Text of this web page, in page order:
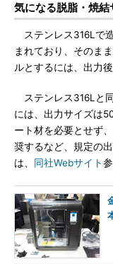
気になる脱脂・焼結
ステンレス316Lで
まれており、そのま
ルとするには、出力
ステンレス316Lと
には、出力サイズは
ート材を必要とせず
奨するなど、規定の
は、 同社Webサイト